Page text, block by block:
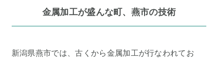
金属加工が盛んな町、燕市の技術
新潟県燕市では、古くから金属加工が行なわれてお